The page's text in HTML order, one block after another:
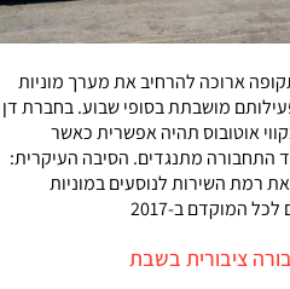
ארוכה להרחיב את מערך מוניות
מושבתת בסופי שבוע. בחברת דן
אוטובוס תהיה אפשרית כאשר
מתנגדים. הסיבה העיקרית:
השירות לנוסעים במוניות
המוקדם ב-2017
ציבורית בשבת